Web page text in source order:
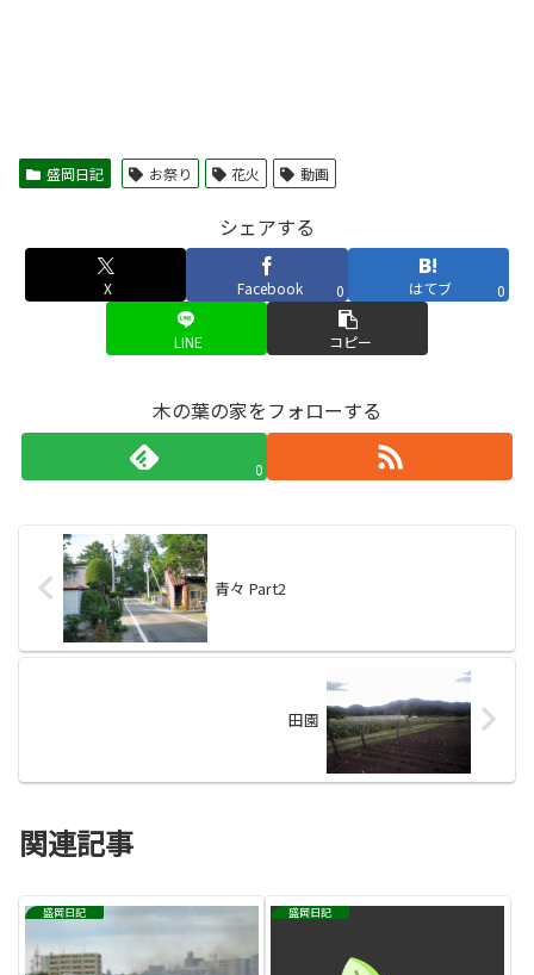
盛岡日記 お祭り 花火 動画
シェアする
X Facebook 0 はてブ 0
LINE コピー
木の葉の家をフォローする
0
青々 Part2
田園
関連記事
盛岡日記 盛岡日記